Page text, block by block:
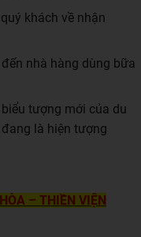
khách về nhận
nhà hàng dùng bữa
tượng mới của du
là hiện tượng
– THIỀN VIỆN